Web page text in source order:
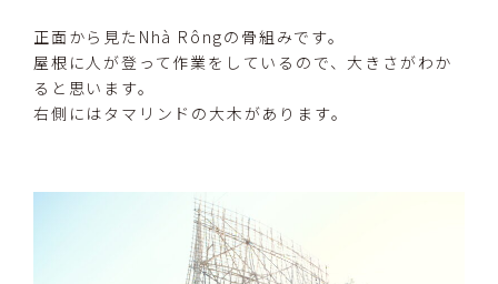
正面から見たNhà Rôngの骨組みです。
屋根に人が登って作業をしているので、大きさがわか
ると思います。
右側にはタマリンドの大木があります。